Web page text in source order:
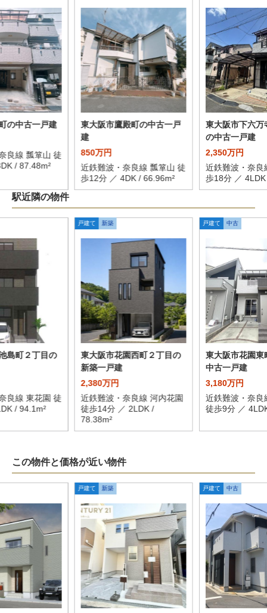
の中古一戸建
良線 瓢箪山 徒
/ 87.48m²
東大阪市鷹殿町の中古一戸
建
850万円
近鉄難波・奈良線 瓢箪山 徒
歩12分 ／ 4DK / 66.96m²
東大阪市下六万
の中古一戸建
2,350万円
近鉄難波・奈良
歩18分 ／
駅近隣の物件
島町２丁目の
良線 東花園 徒
/ 94.1m²
戸建て 新築
東大阪市花園西町２丁目の
新築一戸建
2,380万円
近鉄難波・奈良線 河内花園
徒歩14分 ／ 2LDK /
78.38m²
戸建て 中古
東大阪市花園東
中古一戸建
3,180万円
近鉄難波・奈良
徒歩9分 ／
この物件と価格が近い物件
戸建て 新築 戸建て 中古